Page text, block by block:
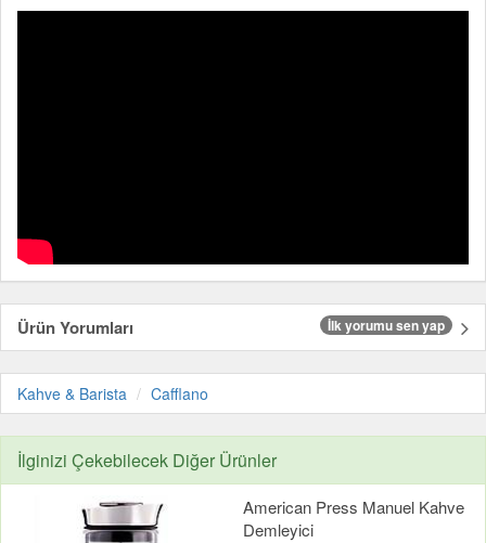
Ürün Yorumları İlk yorumu sen yap
Kahve & Barista Cafflano
İlginizi Çekebilecek Diğer Ürünler
American Press Manuel Kahve
Demleyici